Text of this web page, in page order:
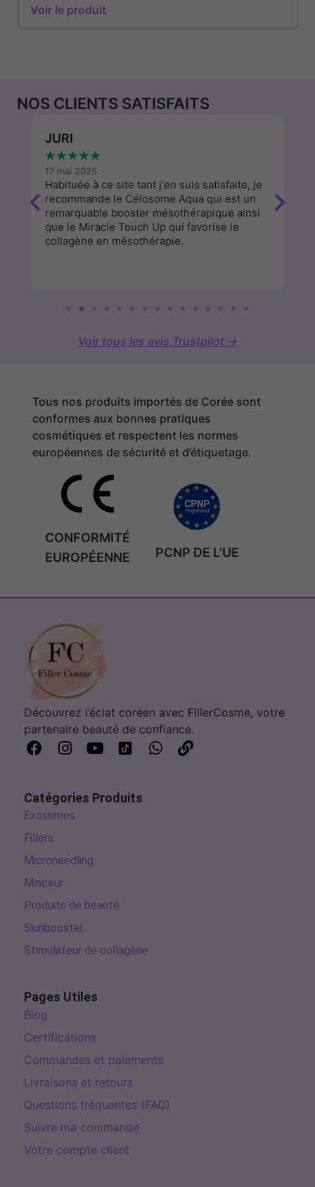
Voir le produit
NOS CLIENTS SATISFAITS
JURI
★★★★★
17 mai 2025
Habituée à ce site tant j'en suis satisfaite, je
recommande le Célosome Aqua qui est un
remarquable booster mésothérapique ainsi
que le Miracle Touch Up qui favorise le
collagène en mésothérapie.
Voir tous les avis Trustpilot →
Tous nos produits importés de Corée sont
conformes aux bonnes pratiques
cosmétiques et respectent les normes
européennes de sécurité et d’étiquetage.
CONFORMITÉ
EUROPÉENNE
PCNP DE L’UE
Découvrez l’éclat coréen avec FillerCosme, votre
partenaire beauté de confiance.
Catégories Produits
Exosomes
Fillers
Microneedling
Minceur
Produits de beauté
Skinbooster
Stimulateur de collagène
Pages Utiles
Blog
Certifications
Commandes et paiements
Livraisons et retours
Questions fréquentes (FAQ)
Suivre ma commande
Votre compte client